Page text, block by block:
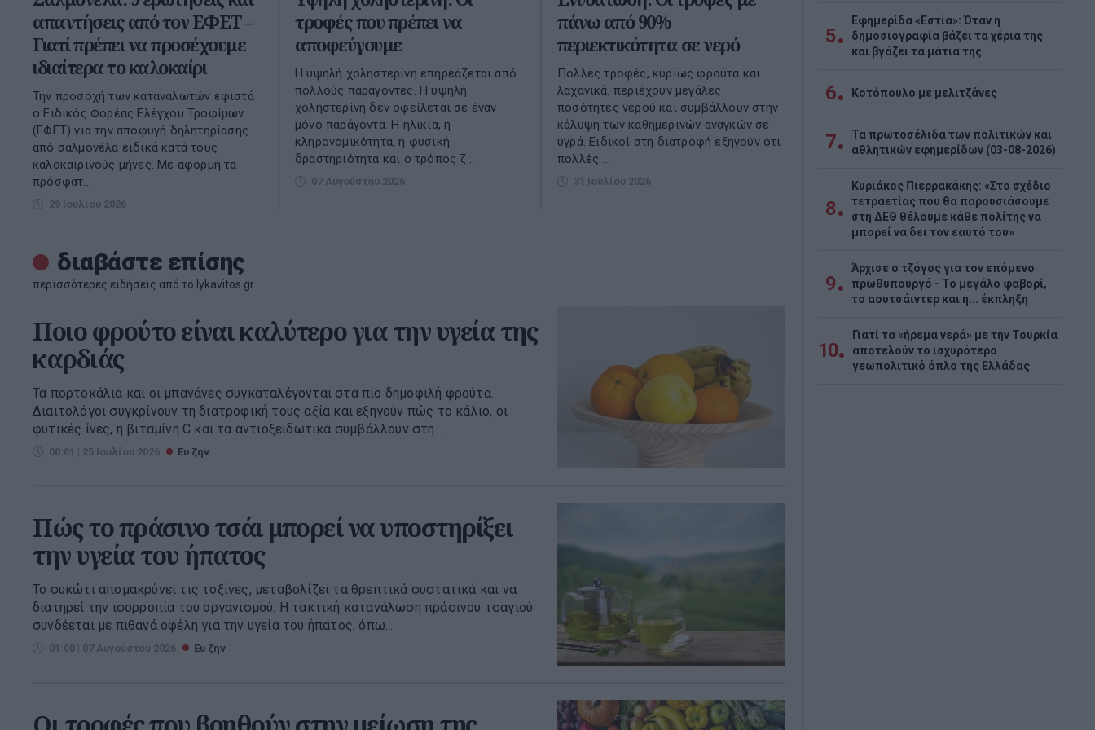
απαντήσεις από τον ΕΦΕΤ –
Γιατί πρέπει να προσέχουμε
ιδιαίτερα το καλοκαίρι
Την προσοχή των καταναλωτών εφιστά
ο Ειδικός Φορέας Ελέγχου Τροφίμων
(ΕΦΕΤ) για την αποφυγή δηλητηρίασης
από σαλμονέλα ειδικά κατά τους
καλοκαιρινούς μήνες. Με αφορμή τα
πρόσφατ...
29 Ιουλίου 2026
τροφές που πρέπει να
αποφεύγουμε
Η υψηλή χοληστερίνη επηρεάζεται από
πολλούς παράγοντες. Η υψηλή
χοληστερίνη δεν οφείλεται σε έναν
μόνο παράγοντα. Η ηλικία, η
κληρονομικότητα, η φυσική
δραστηριότητα και ο τρόπος ζ...
07 Αυγούστου 2026
πάνω από 90%
περιεκτικότητα σε νερό
Πολλές τροφές, κυρίως φρούτα και
λαχανικά, περιέχουν μεγάλες
ποσότητες νερού και συμβάλλουν στην
κάλυψη των καθημερινών αναγκών σε
υγρά. Ειδικοί στη διατροφή εξηγούν ότι
πολλές ...
31 Ιουλίου 2026
διαβάστε επίσης
περισσότερες ειδήσεις από το lykavitos.gr
Ποιο φρούτο είναι καλύτερο για την υγεία της
καρδιάς
Τα πορτοκάλια και οι μπανάνες συγκαταλέγονται στα πιο δημοφιλή φρούτα.
Διαιτολόγοι συγκρίνουν τη διατροφική τους αξία και εξηγούν πώς το κάλιο, οι
φυτικές ίνες, η βιταμίνη C και τα αντιοξειδωτικά συμβάλλουν στη...
00:01 | 25 Ιουλίου 2026 Ευ ζην
Πώς το πράσινο τσάι μπορεί να υποστηρίξει
την υγεία του ήπατος
Το συκώτι απομακρύνει τις τοξίνες, μεταβολίζει τα θρεπτικά συστατικά και να
διατηρεί την ισορροπία του οργανισμού. Η τακτική κατανάλωση πράσινου τσαγιού
συνδέεται με πιθανά οφέλη για την υγεία του ήπατος, όπω...
01:00 | 07 Αυγούστου 2026 Ευ ζην
5
Εφημερίδα «Εστία»: Όταν η
δημοσιογραφία βάζει τα χέρια της
και βγάζει τα μάτια της
6 Κοτόπουλο με μελιτζάνες
7
Τα πρωτοσέλιδα των πολιτικών και
αθλητικών εφημερίδων (03-08-2026)
8
Κυριάκος Πιερρακάκης: «Στο σχέδιο
τετραετίας που θα παρουσιάσουμε
στη ΔΕΘ θέλουμε κάθε πολίτης να
μπορεί να δει τον εαυτό του»
9
Άρχισε ο τζόγος για τον επόμενο
πρωθυπουργό - Το μεγάλο φαβορί,
το αουτσάιντερ και η... έκπληξη
10
Γιατί τα «ήρεμα νερά» με την Τουρκία
αποτελούν το ισχυρότερο
γεωπολιτικό όπλο της Ελλάδας